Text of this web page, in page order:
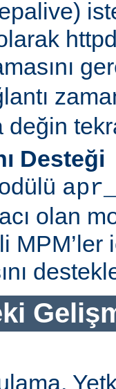
değin
Desteği
olan
MPM’ler